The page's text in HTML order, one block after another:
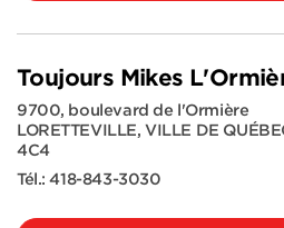
Toujours Mikes
9700, boulevard de l'Ormière
LORETTEVILLE, VILLE DE
4C4
Tél.:418-843-3030